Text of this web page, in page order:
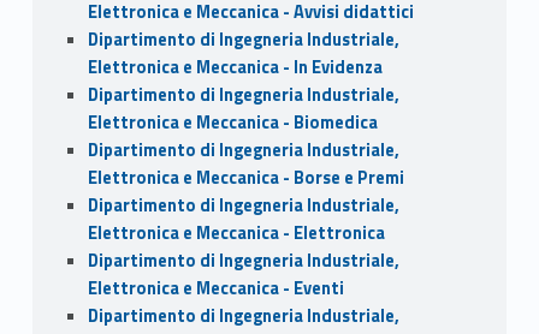
Elettronica e Meccanica - Avvisi didattici
Dipartimento di Ingegneria Industriale,
Elettronica e Meccanica - In Evidenza
Dipartimento di Ingegneria Industriale,
Elettronica e Meccanica - Biomedica
Dipartimento di Ingegneria Industriale,
Elettronica e Meccanica - Borse e Premi
Dipartimento di Ingegneria Industriale,
Elettronica e Meccanica - Elettronica
Dipartimento di Ingegneria Industriale,
Elettronica e Meccanica - Eventi
Dipartimento di Ingegneria Industriale,